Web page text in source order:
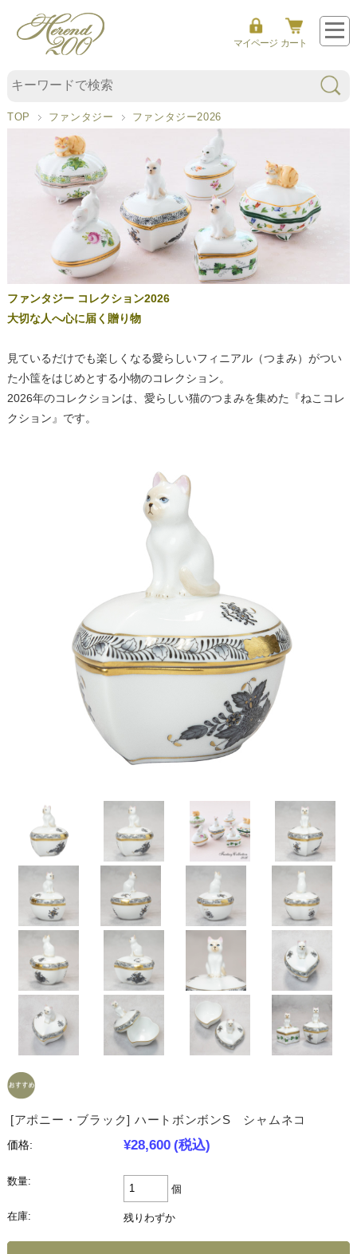
マイページ カート
TOP ファンタジー ファンタジー2026
フ
ン
ジ
ファンタジー コレクション2026
大切な人へ心に届く贈り物
見ているだけでも楽しくなる愛らしいフィニアル（つまみ）がつい
た小筺をはじめとする小物のコレクション。
2026年のコレクションは、愛らしい猫のつまみを集めた『ねこコレ
クション』です。
[アポニー・ブラック] ハートボンボンS シャムネコ
価格:
¥28,600 (税込)
数量:
個
在庫: 残りわずか